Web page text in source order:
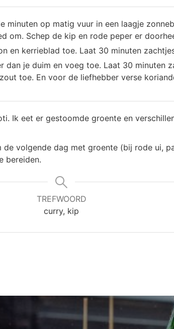
minuten op matig vuur in een laagje
om. Schep de kip en rode peper er
en kerrieblad toe. Laat 30 minuten
dan je duim en voeg toe. Laat 30 minuten
toe. En voor de liefhebber verse
Ik eet er gestoomde groente en
volgende dag met groente (bij rode ui,
bereiden.
TREFWOORD
curry, kip